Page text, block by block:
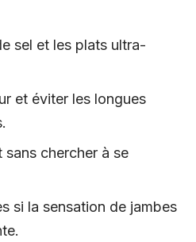
sel et les plats ultra-
et éviter les longues
sans chercher à se
si la sensation de jambes